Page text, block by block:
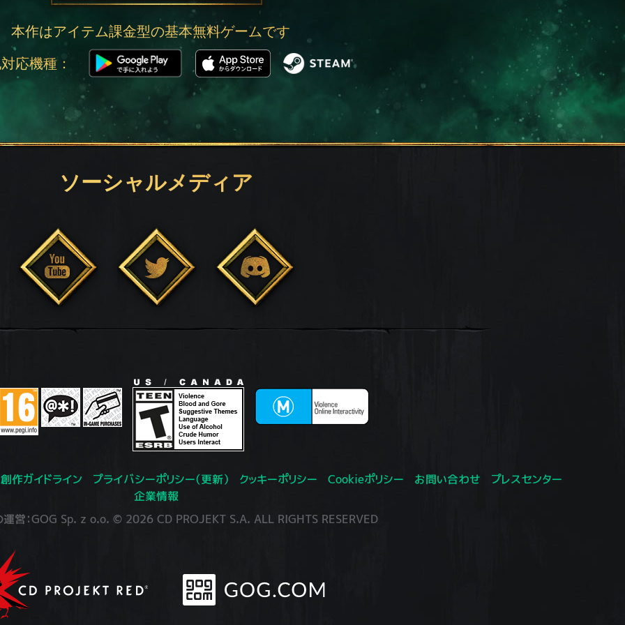
本作はアイテム課金型の基本無料ゲームです
応機種：
ソーシャルメディア
作ガイドライン プライバシーポリシー（更新） クッキーポリシー Cookieポリシー お問い合わせ
プレスセンター
企業情報
運営：GOG Sp. z o.o. © 2026 CD PROJEKT S.A. ALL RIGHTS RESERVED